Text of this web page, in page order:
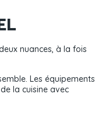
nuances, à la fois
Les équipements
la cuisine avec